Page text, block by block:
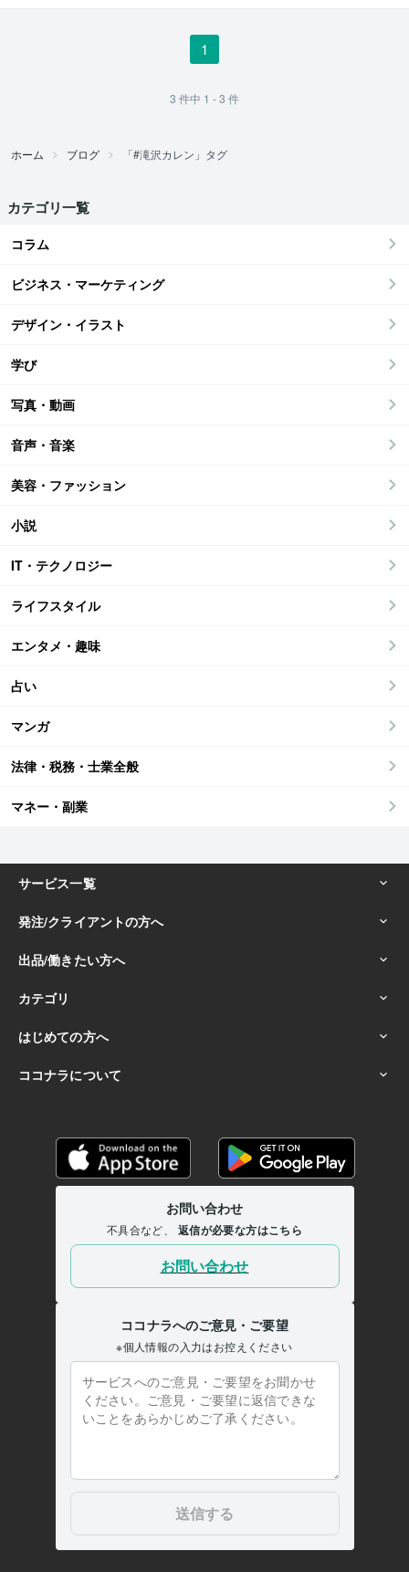
1
3 件中 1 - 3 件
ホーム ブログ 「#滝沢カレン」タグ
カテゴリ一覧
コラム
ビジネス・マーケティング
デザイン・イラスト
学び
写真・動画
音声・音楽
美容・ファッション
小説
IT・テクノロジー
ライフスタイル
エンタメ・趣味
占い
マンガ
法律・税務・士業全般
マネー・副業